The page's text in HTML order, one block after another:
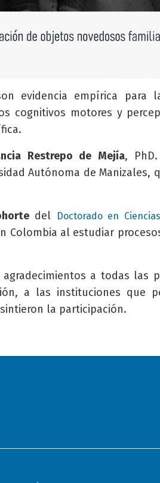
evidencia empírica para
cognitivos motores y
Restrepo de Mejía,
Autónoma de Manizales,
del Doctorado en
Colombia al estudiar
agradecimientos a todas las
a las instituciones que
la participación.